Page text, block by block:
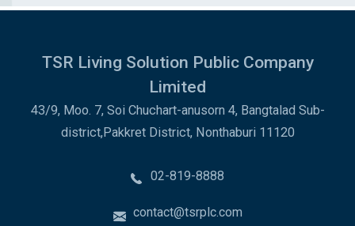
TSR Living Solution Public Company
Limited
43/9, Moo. 7, Soi Chuchart-anusorn 4, Bangtalad Sub-
district,Pakkret District, Nonthaburi 11120
02-819-8888
contact@tsrplc.com